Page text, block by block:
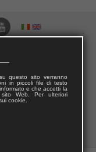
questo sito verranno
in piccoli file di testo
e che accetti la
Web. Per ulteriori
cookie.